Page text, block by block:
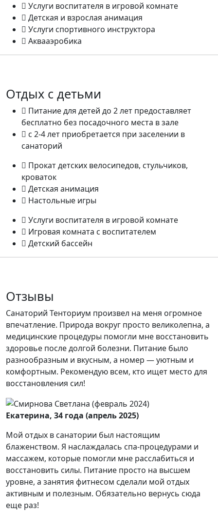
Услуги воспитателя в игровой комнате
Детская и взрослая анимация
Услуги спортивного инструктора
Аквааэробика
Отдых с детьми
Питание для детей до 2 лет предоставляет
бесплатно без посадочного места в зале
с 2-4 лет приобретается при заселении в
санаторий
Прокат детских велосипедов, стульчиков,
кроваток
Детская анимация
Настольные игры
Услуги воспитателя в игровой комнате
Игровая комната с воспитателем
Детский бассейн
Отзывы
Санаторий Тенториум произвел на меня огромное
впечатление. Природа вокруг просто великолепна, а
медицинские процедуры помогли мне восстановить
здоровье после долгой болезни. Питание было
разнообразным и вкусным, а номер — уютным и
комфортным. Рекомендую всем, кто ищет место для
восстановления сил!
Екатерина, 34 года (апрель 2025)
Мой отдых в санатории был настоящим
блаженством. Я наслаждалась спа-процедурами и
массажем, которые помогли мне расслабиться и
восстановить силы. Питание просто на высшем
уровне, а занятия фитнесом сделали мой отдых
активным и полезным. Обязательно вернусь сюда
еще раз!